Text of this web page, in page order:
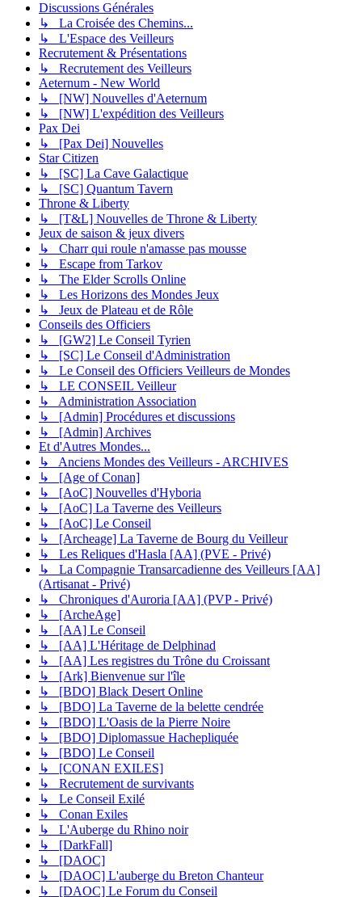
Discussions Générales
↳ La Croisée des Chemins...
↳ L'Espace des Veilleurs
Recrutement & Présentations
↳ Recrutement des Veilleurs
Aeternum - New World
↳ [NW] Nouvelles d'Aeternum
↳ [NW] L'expédition des Veilleurs
Pax Dei
↳ [Pax Dei] Nouvelles
Star Citizen
↳ [SC] La Cave Galactique
↳ [SC] Quantum Tavern
Throne & Liberty
↳ [T&L] Nouvelles de Throne & Liberty
Jeux de saison & jeux divers
↳ Charr qui roule n'amasse pas mousse
↳ Escape from Tarkov
↳ The Elder Scrolls Online
↳ Les Horizons des Mondes Jeux
↳ Jeux de Plateau et de Rôle
Conseils des Officiers
↳ [GW2] Le Conseil Tyrien
↳ [SC] Le Conseil d'Administration
↳ Le Conseil des Officiers Veilleurs de Mondes
↳ LE CONSEIL Veilleur
↳ Administration Association
↳ [Admin] Procédures et discussions
↳ [Admin] Archives
Et d'Autres Mondes...
↳ Anciens Mondes des Veilleurs - ARCHIVES
↳ [Age of Conan]
↳ [AoC] Nouvelles d'Hyboria
↳ [AoC] La Taverne des Veilleurs
↳ [AoC] Le Conseil
↳ [Archeage] La Taverne de Bourg du Veilleur
↳ Les Reliques d'Hasla [AA] (PVE - Privé)
↳ La Compagnie Transarcadienne des Veilleurs [AA]
(Artisanat - Privé)
↳ Chroniques d'Auroria [AA] (PVP - Privé)
↳ [ArcheAge]
↳ [AA] Le Conseil
↳ [AA] L'Héritage de Delphinad
↳ [AA] Les registres du Trône du Croissant
↳ [Ark] Bienvenue sur l'île
↳ [BDO] Black Desert Online
↳ [BDO] La Taverne de la belette cendrée
↳ [BDO] L'Oasis de la Pierre Noire
↳ [BDO] Diplomassue Hachepliquée
↳ [BDO] Le Conseil
↳ [CONAN EXILES]
↳ Recrutement de survivants
↳ Le Conseil Exilé
↳ Conan Exiles
↳ L'Auberge du Rhino noir
↳ [DarkFall]
↳ [DAOC]
↳ [DAOC] L'auberge du Breton Chanteur
↳ [DAOC] Le Forum du Conseil